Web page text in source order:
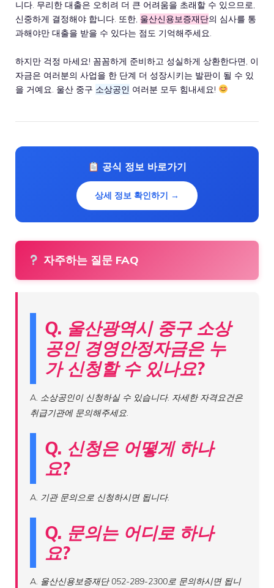
니다. 무리한 대출은 오히려 더 큰 어려움을 초래할 수 있으므로,
신중하게 결정해야 합니다. 또한, 울산신용보증재단의 심사를 통
과해야만 대출을 받을 수 있다는 점도 기억해주세요.
하지만 걱정 마세요! 꼼꼼하게 준비하고 성실하게 상환한다면, 이
자금은 여러분의 사업을 한 단계 더 성장시키는 발판이 될 수 있
을 거예요. 울산 중구 소상공인 여러분 모두 힘내세요!
공식 정보 바로가기
상세 정보 확인하기 →
자주하는 질문 FAQ
Q. 울산광역시 중구 소상
공인 경영안정자금은 누
가 신청할 수 있나요?
A. 소상공인이 신청하실 수 있습니다. 자세한 자격요건은
취급기관에 문의해주세요.
Q. 신청은 어떻게 하나
요?
A. 기관 문의으로 신청하시면 됩니다.
Q. 문의는 어디로 하나
요?
A. 울산신용보증재단 052-289-2300로 문의하시면 됩니